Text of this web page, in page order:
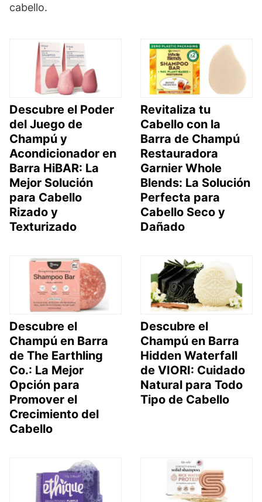
cabello.
Descubre el Poder
del Juego de
Champú y
Acondicionador en
Barra HiBAR: La
Mejor Solución
para Cabello
Rizado y
Texturizado
Revitaliza tu
Cabello con la
Barra de Champú
Restauradora
Garnier Whole
Blends: La Solución
Perfecta para
Cabello Seco y
Dañado
Descubre el
Champú en Barra
de The Earthling
Co.: La Mejor
Opción para
Promover el
Crecimiento del
Cabello
Descubre el
Champú en Barra
Hidden Waterfall
de VIORI: Cuidado
Natural para Todo
Tipo de Cabello